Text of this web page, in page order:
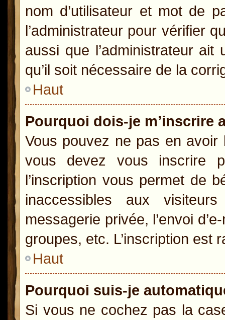
nom d’utilisateur et mot de
l’administrateur pour vérifier
aussi que l’administrateur
qu’il soit nécessaire de la
Haut
Pourquoi dois-je m’inscrire
Vous pouvez ne pas en avoir
vous devez vous inscrire
l’inscription vous permet de
inaccessibles aux
messagerie privée, l’envoi
groupes, etc. L’inscription est
Haut
Pourquoi suis-je
Si vous ne cochez pas la